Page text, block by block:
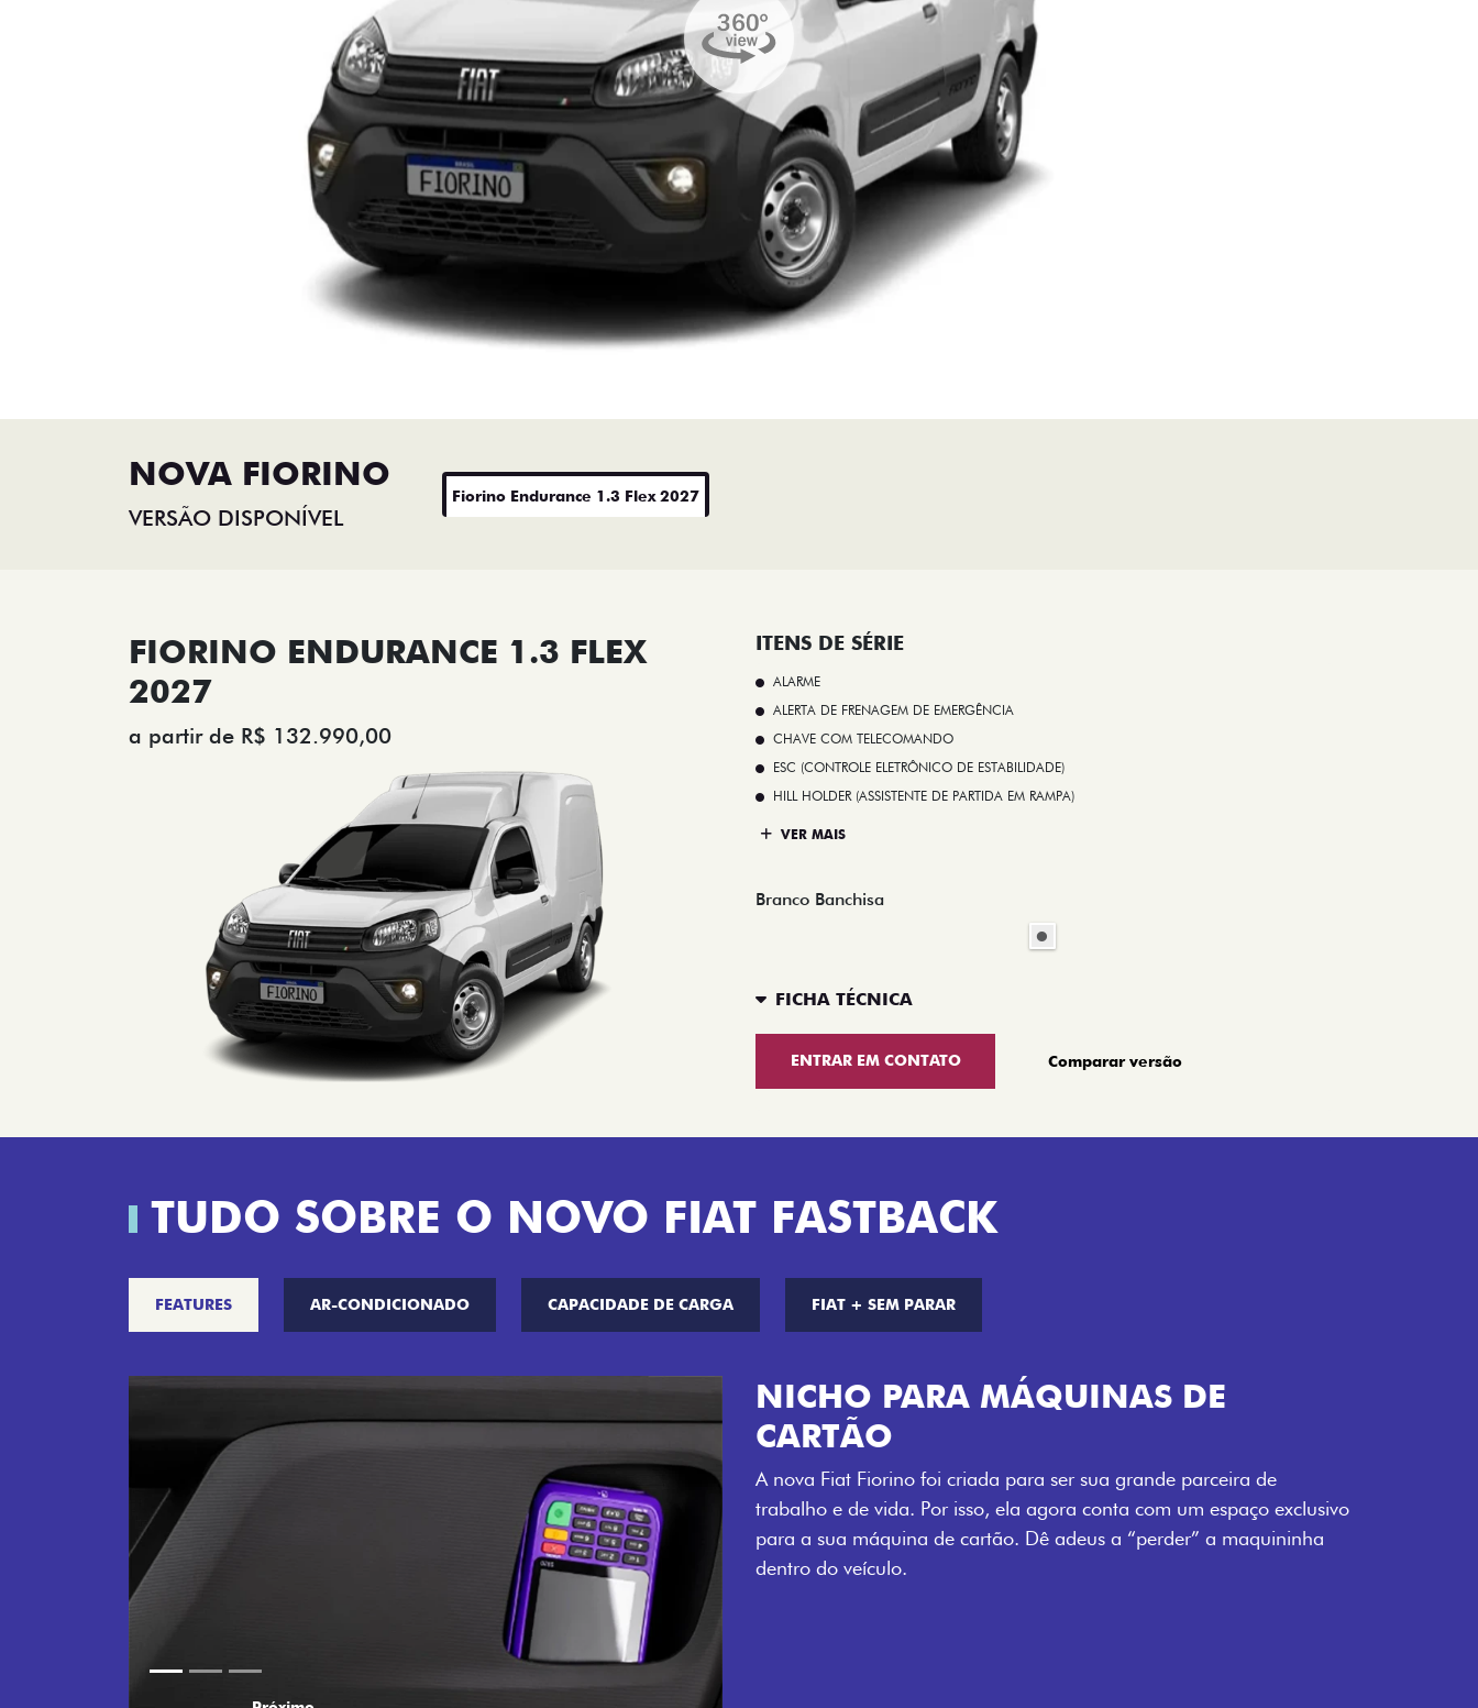
NOVA FIORINO
VERSÃO DISPONÍVEL
Fiorino Endurance 1.3 Flex 2027
FIORINO ENDURANCE 1.3 FLEX
2027
a partir de R$ 132.990,00
ITENS DE SÉRIE
ALARME
ALERTA DE FRENAGEM DE EMERGÊNCIA
CHAVE COM TELECOMANDO
ESC (CONTROLE ELETRÔNICO DE ESTABILIDADE)
HILL HOLDER (ASSISTENTE DE PARTIDA EM RAMPA)
VER MAIS
Branco Banchisa
FICHA TÉCNICA
ENTRAR EM CONTATO Comparar versão
TUDO SOBRE O NOVO FIAT FASTBACK
FEATURES AR-CONDICIONADO CAPACIDADE DE CARGA FIAT + SEM PARAR
CHAVE COM TELECOMANDO
Agora, a chave da sua nova Fiorino pode abrir o veículo também à
distância, e não mais somente pela fechadura. São detalhes como
esse que trazem ainda mais fluidez para o seu dia de trabalho.